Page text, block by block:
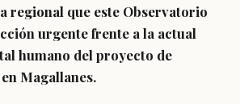
regional que este Observatorio
urgente frente a la actual
humano del proyecto de
Magallanes.